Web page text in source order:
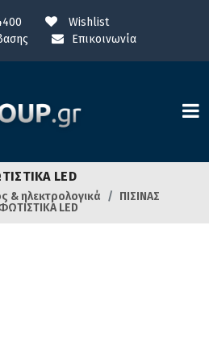
Wishlist
Επικοινωνία
LED
& ηλεκτρολογικά
ΠΙΣΙΝΑΣ
LED